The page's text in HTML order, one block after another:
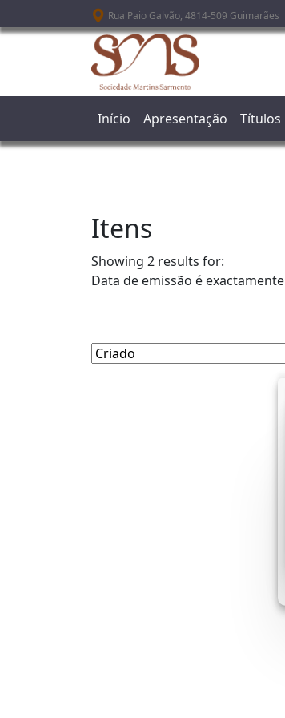
Passar para o conteúdo principal
Rua Paio Galvão, 4814-509 Guimarães
Início Apresentação Títulos
Itens
Showing 2 results for:
Data de emissão é exactamente